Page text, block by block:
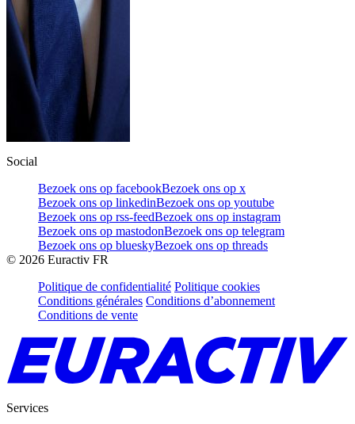
Social
Bezoek ons op facebookBezoek ons op x
Bezoek ons op linkedinBezoek ons op youtube
Bezoek ons op rss-feedBezoek ons op instagram
Bezoek ons op mastodonBezoek ons op telegram
Bezoek ons op blueskyBezoek ons op threads
© 2026 Euractiv FR
Politique de confidentialité Politique cookies
Conditions générales Conditions d’abonnement
Conditions de vente
Services